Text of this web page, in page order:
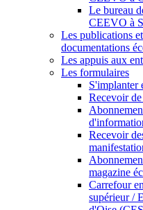
Le bureau
CEEVO à
Les publications et
documentations
Les appuis aux
Les formulaires
S'implanter
Recevoir
Recevoir
magazine
Carrefour
supérieur /